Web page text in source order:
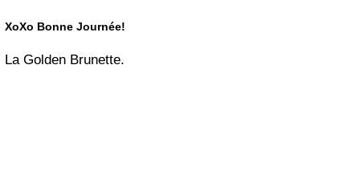
XoXo Bonne Journée!
La Golden Brunette.